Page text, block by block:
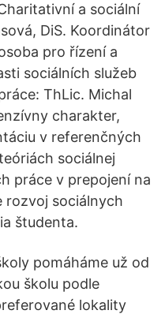
a sociální
DiS. Koordinátor
pro řízení a
sociálních služeb
ThLic. Michal
charakter,
v referenčných
sociálnej
práce v prepojení na
rozvoj sociálnych
študenta.
pomáháme už od
školu podle
lokality